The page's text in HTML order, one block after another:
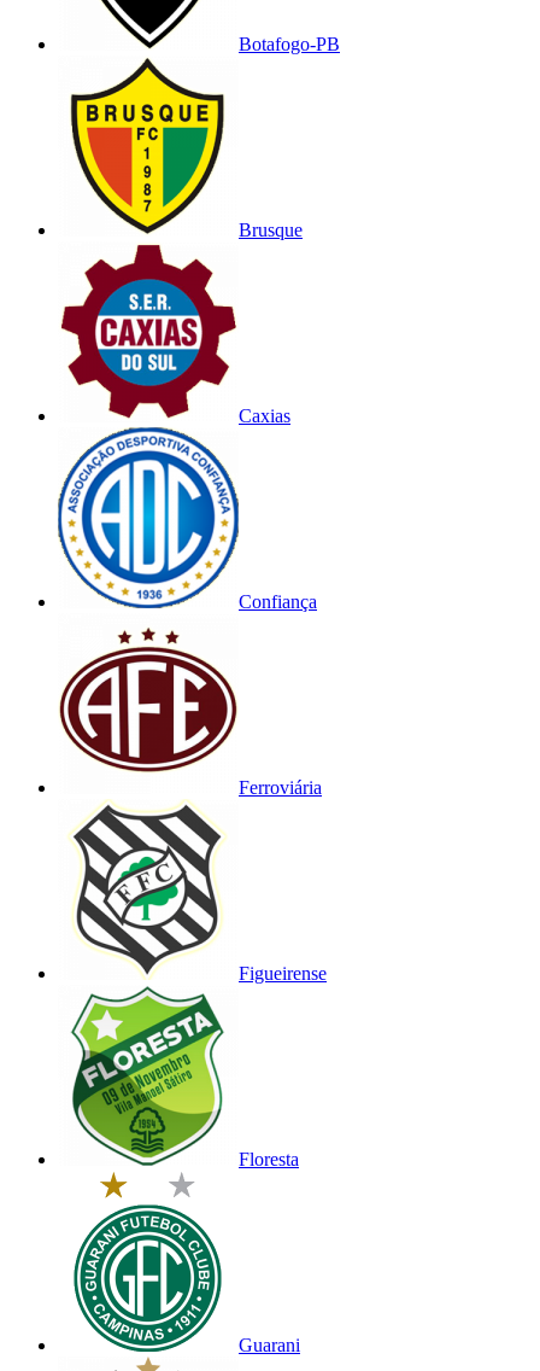
Botafogo-PB
Brusque
Caxias
Confiança
Ferroviária
Figueirense
Floresta
Guarani